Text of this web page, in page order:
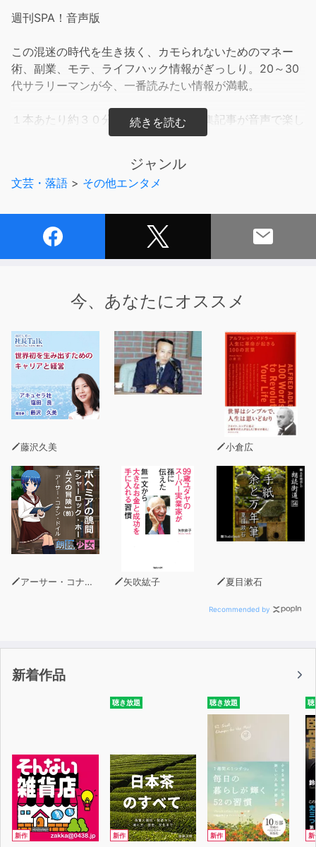
週刊SPA！音声版
この混迷の時代を生き抜く、カモられないためのマネー
術、副業、モテ、ライフハック情報がぎっしり。20～30
代サラリーマンが今、一番読みたい情報が満載。
１本あたり約３０分で、毎号最新の特集記事が音声で楽し
将来、訪れるであろう大変革を予測する！
ジャンル
文芸・落語 > その他エンタメ
今、あなたにオススメ
藤沢久美 小倉広
アーサー・コナン・ドイル 矢吹紘子 夏目漱石
Recommended by
新着作品
新作
聴き放題
新作
聴き放題
新作
聴
新